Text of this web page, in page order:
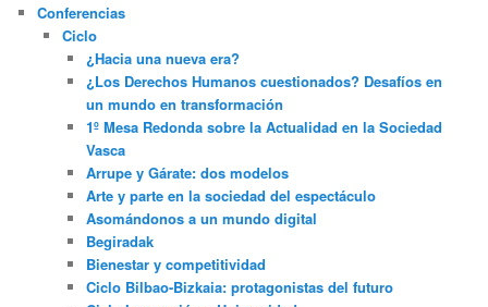
Conferencias
Ciclo
¿Hacia una nueva era?
¿Los Derechos Humanos cuestionados? Desafíos en
un mundo en transformación
1º Mesa Redonda sobre la Actualidad en la Sociedad
Vasca
Arrupe y Gárate: dos modelos
Arte y parte en la sociedad del espectáculo
Asomándonos a un mundo digital
Begiradak
Bienestar y competitividad
Ciclo Bilbao-Bizkaia: protagonistas del futuro